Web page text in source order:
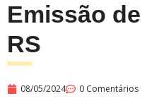
Emissão
RS
08/05/2024 0 Comentários